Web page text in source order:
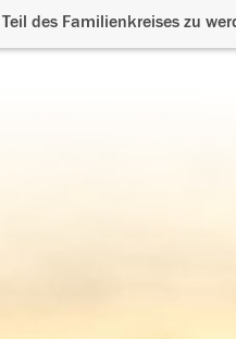
des Familienkreises zu